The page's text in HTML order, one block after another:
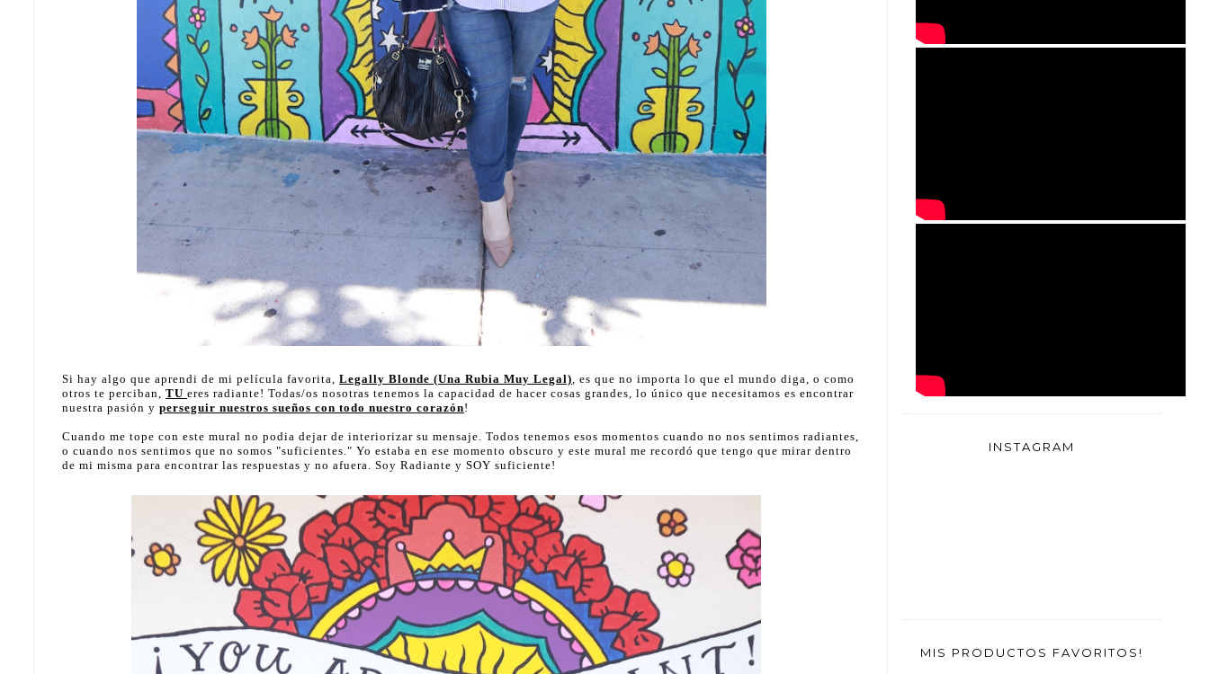
Si hay algo que aprendi de mi película favorita, Legally Blonde (Una Rubia Muy Legal), es que no importa lo que el mundo diga, o como
otros te perciban, TU eres radiante! Todas/os nosotras tenemos la capacidad de hacer cosas grandes, lo único que necesitamos es encontrar
nuestra pasión y perseguir nuestros sueños con todo nuestro corazón!
Cuando me tope con este mural no podia dejar de interiorizar su mensaje. Todos tenemos esos momentos cuando no nos sentimos radiantes,
o cuando nos sentimos que no somos "suficientes." Yo estaba en ese momento obscuro y este mural me recordó que tengo que mirar dentro
de mi misma para encontrar las respuestas y no afuera. Soy Radiante y SOY suficiente!
INSTAGRAM
MIS PRODUCTOS FAVORITOS!